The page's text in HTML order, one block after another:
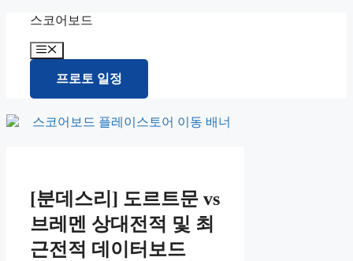
content
스코어보드
Menu
프로토 일정
[분데스리] 도르트문 vs
브레멘 상대전적 및 최
근전적 데이터보드